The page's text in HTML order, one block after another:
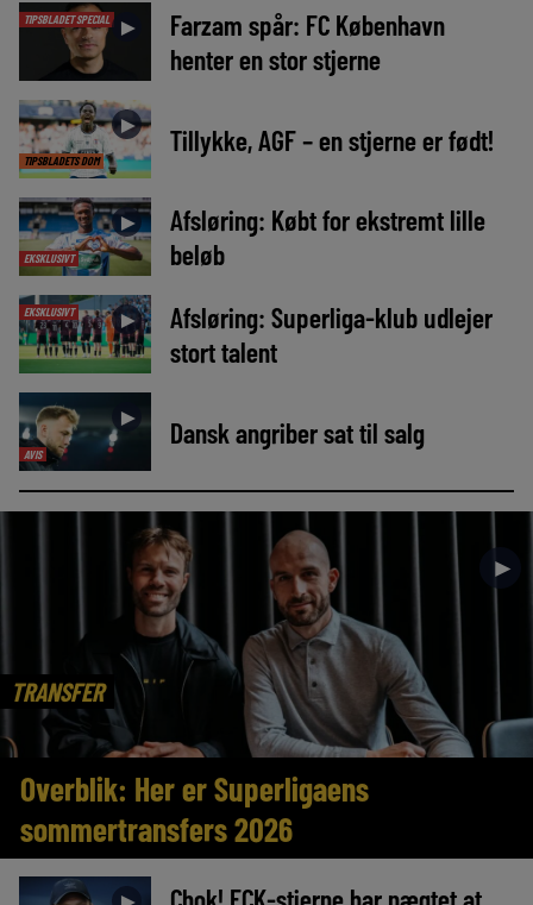
TIPSBLADET SPECIAL ►
Farzam spår: FC København
henter en stor stjerne
TIPSBLADETS DOM
► Tillykke, AGF – en stjerne er født!
EKSKLUSIVT
►
Afsløring: Købt for ekstremt lille
beløb
EKSKLUSIVT ►
Afsløring: Superliga-klub udlejer
stort talent
AVIS
► Dansk angriber sat til salg
TRANSFER
►
Overblik: Her er Superligaens
sommertransfers 2026